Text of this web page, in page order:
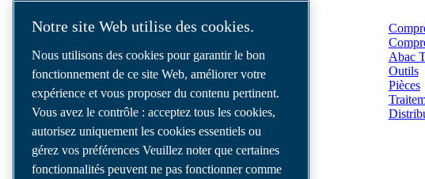
Nous sommes un leader des solutions d’air
comprimé, offrant les meilleurs
compresseurs, outils et systèmes de
distribution d’air pour répondre à vos besoins
les plus exigeants.
Abac
Outils
Pièces
Notre site Web utilise des cookies.
Nous utilisons des cookies pour garantir le bon
fonctionnement de ce site Web, améliorer votre
expérience et vous proposer du contenu pertinent.
Vous avez le contrôle : acceptez tous les cookies,
autorisez uniquement les cookies essentiels ou
gérez vos préférences Veuillez noter que certaines
fonctionnalités peuvent ne pas fonctionner comme